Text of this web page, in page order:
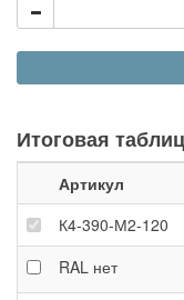
Итоговая
Артикул
К4-390-М2-120
RAL нет